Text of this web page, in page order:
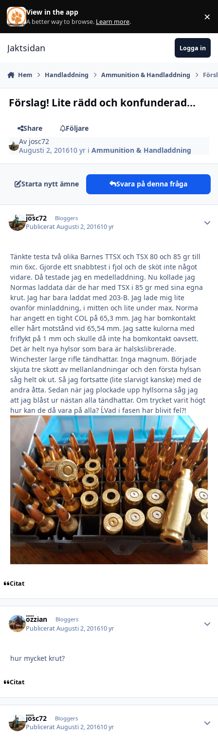
Hoppa till innehåll
View in the app
A better way to browse. Learn more. ×
Jaktsidan Logga in
Hem Handladdning Ammunition & Handladdning
Förslag! Lite rädd och konfunderad...
Share
Följare
Av josc72
Augusti 2, 201610 yr iAmmunition & Handladdning
Starta nytt ämne Svara på denna fråga
josc72 Bloggers
PubliceratAugusti 2, 201610 yr
Tänkte testa två olika Barnes TTSX och TSX 80 och 85 gr till
min 6xc. Gjorde ett snabbtest i fjol och de sköt inte något
vidare. Då testade jag en medelladdning. Nu kollade jag
Normas laddata där de har med TSX i 85 gr med sina egna
krut. Jag har bara laddat med 203-B. Jag lade mig lite
ovanför minladdning, i mitten och lite under max. Norma
har angett en tight COL på 65,3 mm. Jag har bomkontakt
eller hårt motstånd vid 65,54 mm. Jag satte kulorna med
friflykt på 1 mm och skulle då inte ha bomkontakt oavsett.
Det är helt nya hylsor som bara är halskslibrerade.
Winchester large rifle tändhattar. Inga magnum. Började
skjuta tre skott av mellanlandningar och den första hylsan
såg helt ok ut. Så jag fortsatte (lite slarvigt kanske) med de
andra åtta. Sedan när jag plockade upp hyllsorna såg jag
att jag blåst ur nästan alla tändhattar. Om trycket varit högt
hur kan de då vara på alla? ĹVad i fasen har blivit fel?!
Citat
ozzian Bloggers
PubliceratAugusti 2, 201610 yr
hur mycket krut?
Citat
josc72 Bloggers
PubliceratAugusti 2, 201610 yr